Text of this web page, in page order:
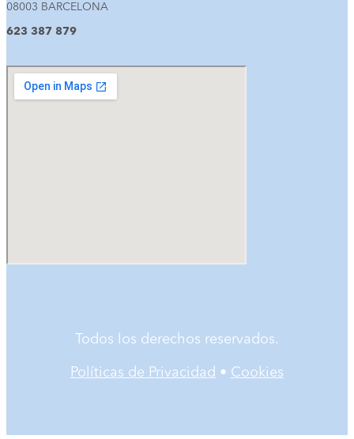
08003 BARCELONA
623 387 879
Todos los derechos reservados.
Políticas de Privacidad • Cookies